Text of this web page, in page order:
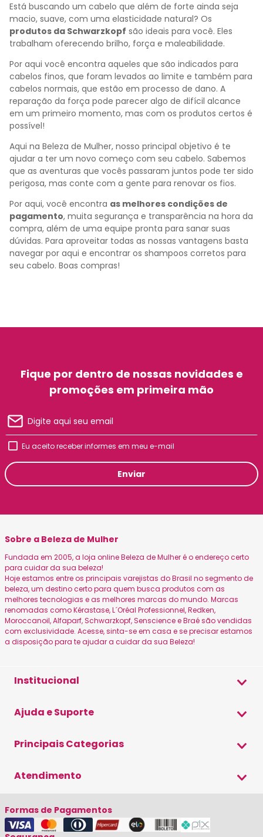
Está buscando um cabelo que além de forte ainda seja
macio, suave, com uma elasticidade natural? Os
produtos da Schwarzkopf são ideais para você. Eles
trabalham oferecendo brilho, força e maleabilidade.
Por aqui você encontra aqueles que são indicados para
cabelos finos, que foram levados ao limite e também para
cabelos normais, que estão em processo de dano. A
reparação da força pode parecer algo de difícil alcance
em um primeiro momento, mas com os produtos certos é
possível!
Aqui na Beleza de Mulher, nosso principal objetivo é te
ajudar a ter um novo começo com seu cabelo. Sabemos
que as aventuras que vocês passaram juntos pode ter sido
perigosa, mas conte com a gente para renovar os fios.
Por aqui, você encontra as melhores condições de
pagamento, muita segurança e transparência na hora da
compra, além de uma equipe pronta para sanar suas
dúvidas. Para aproveitar todas as nossas vantagens basta
navegar por aqui e encontrar os shampoos corretos para
seu cabelo. Boas compras!
Fique por dentro de nossas novidades e
promoções em primeira mão
Eu aceito receber informes em meu e-mail
Enviar
Sobre a Beleza de Mulher
Fundada em 2005, a loja online Beleza de Mulher é o endereço certo
para cuidar da sua beleza!
Hoje estamos entre os principais varejistas do Brasil no segmento de
beleza, um destino certo para quem busca produtos com as
melhores tecnologias e as melhores marcas do mundo. Marcas
renomadas como Kérastase, L´Oréal Professionnel, Redken,
Moroccanoil, Alfaparf, Schwarzkopf, Senscience e Braé são vendidas
com exclusividade. Acesse, sinta-se em casa e se precisar estamos
a disposição para te ajudar a cuidar da sua Beleza!
Institucional
Política de Privacidade
Ajuda e Suporte
Trocas e Devoluções
Fale Conosco
Principais Categorias
Máscara
Cronograma Capilar
Atendimento
(19) 3579-9500
(19) 98202-1444
Formas de Pagamentos